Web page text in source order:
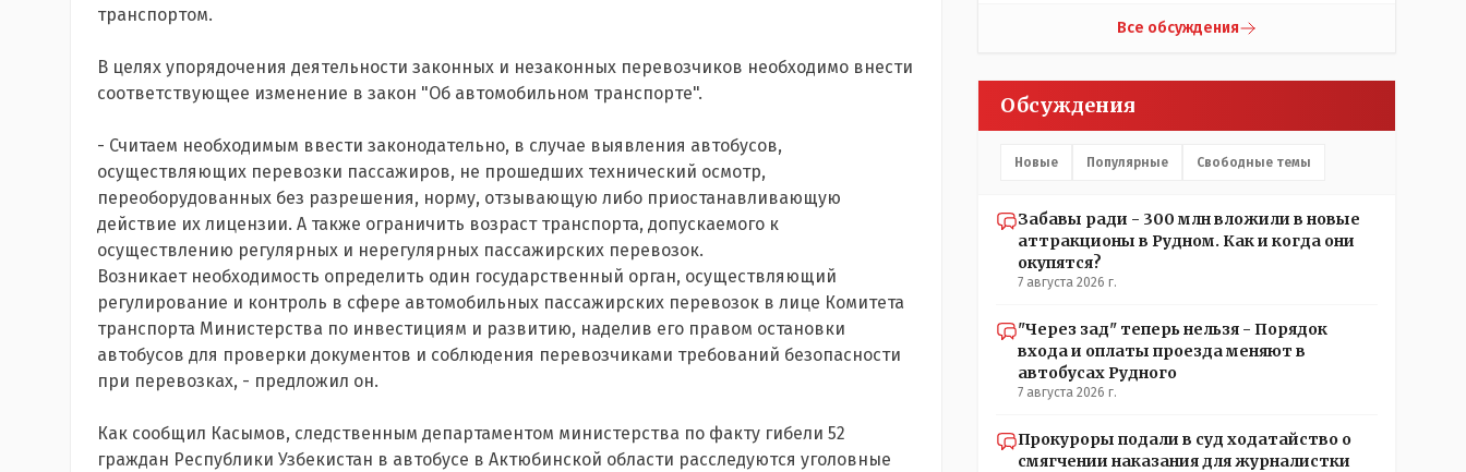
транспортом.
В целях упорядочения деятельности законных и незаконных перевозчиков необходимо внести
соответствующее изменение в закон "Об автомобильном транспорте".
- Считаем необходимым ввести законодательно, в случае выявления автобусов,
осуществляющих перевозки пассажиров, не прошедших технический осмотр,
переоборудованных без разрешения, норму, отзывающую либо приостанавливающую
действие их лицензии. А также ограничить возраст транспорта, допускаемого к
осуществлению регулярных и нерегулярных пассажирских перевозок.
Возникает необходимость определить один государственный орган, осуществляющий
регулирование и контроль в сфере автомобильных пассажирских перевозок в лице Комитета
транспорта Министерства по инвестициям и развитию, наделив его правом остановки
автобусов для проверки документов и соблюдения перевозчиками требований безопасности
при перевозках, - предложил он.
Как сообщил Касымов, следственным департаментом министерства по факту гибели 52
граждан Республики Узбекистан в автобусе в Актюбинской области расследуются уголовные
аттракционы соответствуют стандартам
сезон атракционов следует пригласить
специалистов чтобы они проверили тех. состояние
аттракционов чтоб никто не покалечился и
заверили всё это печатями и подписями обычно это
контроль за соблюдение Т.Б. ........у коммуняк за это
отвечал тех. надзор.....а да насчёт брущатки будем
надеяться что она к весне не провалится и не
поползёт....
Все обсуждения
Обсуждения
Новые Популярные Свободные темы
Забавы ради - 300 млн вложили в новые
аттракционы в Рудном. Как и когда они
окупятся?
7 августа 2026 г.
"Через зад" теперь нельзя - Порядок
входа и оплаты проезда меняют в
автобусах Рудного
7 августа 2026 г.
Прокуроры подали в суд ходатайство о
смягчении наказания для журналистки